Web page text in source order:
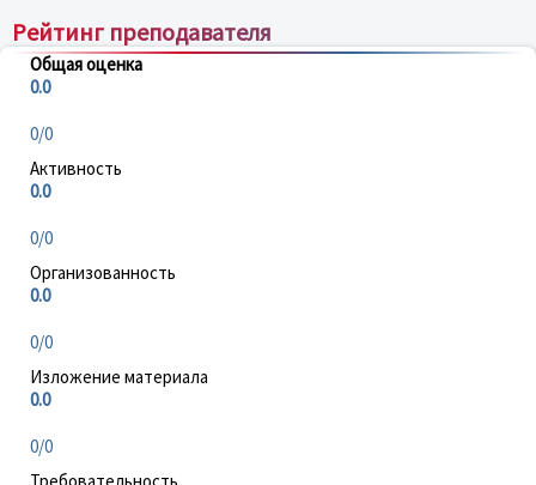
Рейтинг преподавателя
Общая оценка
0.0
0/0
Активность
0.0
0/0
Организованность
0.0
0/0
Изложение материала
0.0
0/0